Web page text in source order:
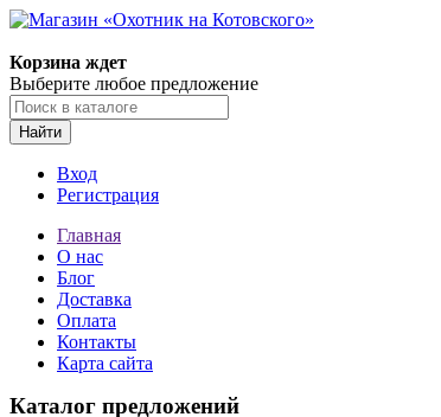
Корзина ждет
Выберите любое предложение
Найти
Вход
Регистрация
Главная
О нас
Блог
Доставка
Оплата
Контакты
Карта сайта
Каталог предложений